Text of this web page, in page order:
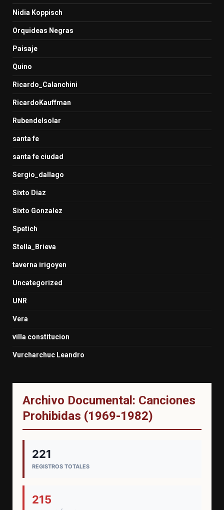
Nidia Koppisch
Orquideas Negras
Paisaje
Quino
Ricardo_Calanchini
RicardoKauffman
Rubendelsolar
santa fe
santa fe ciudad
Sergio_dallago
Sixto Diaz
Sixto Gonzalez
Spetich
Stella_Brieva
taverna irigoyen
Uncategorized
UNR
Vera
villa constitucion
Vurcharchuc Leandro
Archivo Documental: Canciones
Prohibidas (1969-1982)
221
REGISTROS TOTALES
215